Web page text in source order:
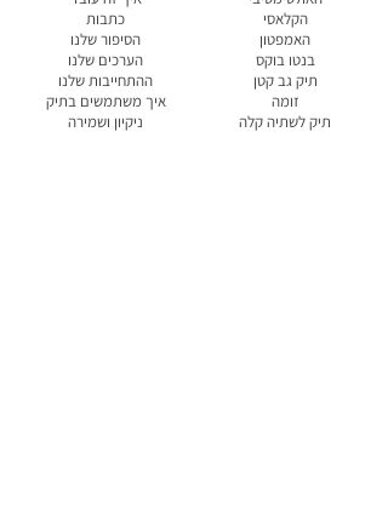
כתבות
הסיפור שלנו
הערכים שלנו
ההתחייבות שלנו
איך משתמשים בתיק
ניקיון ושמירה
הקלאסי
האמפטון
בנטו בוקס
תיק גב קטן
זומה
תיק לשתיה קלה